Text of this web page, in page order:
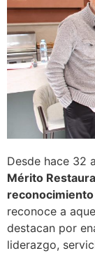
Desde hace 32
Mérito
reconoce a
destacan por
liderazgo,